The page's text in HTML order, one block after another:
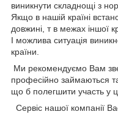
виникнути складнощі з
Якщо в нашій країні
довжині, т в межах іншої
І можлива ситуація
країни.
Ми рекомендуємо Вам
професійно займаються
що б полегшити участь у
Сервіс нашої компанії